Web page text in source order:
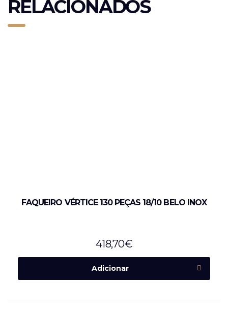
RELACIONADOS
FAQUEIRO VÉRTICE 130 PEÇAS 18/10 BELO INOX
418,70€
Adicionar